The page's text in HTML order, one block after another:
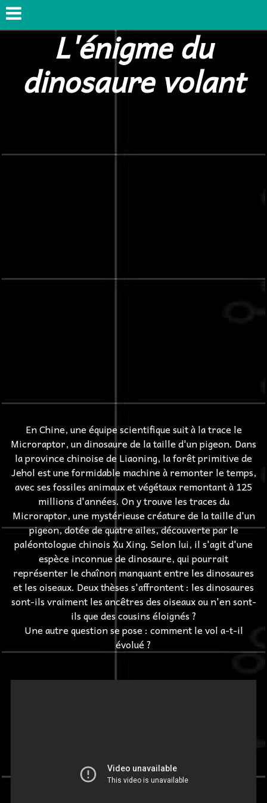
L'énigme du
dinosaure volant
En Chine, une équipe scientifique suit à la trace le
Microraptor, un dinosaure de la taille d'un pigeon. Dans
la province chinoise de Liaoning, la forêt primitive de
Jehol est une formidable machine à remonter le temps,
avec ses fossiles animaux et végétaux remontant à 125
millions d'années. On y trouve les traces du
Microraptor, une mystérieuse créature de la taille d'un
pigeon, dotée de quatre ailes, découverte par le
paléontologue chinois Xu Xing. Selon lui, il s'agit d'une
espèce inconnue de dinosaure, qui pourrait
représenter le chaînon manquant entre les dinosaures
et les oiseaux. Deux thèses s'affrontent : les dinosaures
sont-ils vraiment les ancêtres des oiseaux ou n'en sont-
ils que des cousins éloignés ?
Une autre question se pose : comment le vol a-t-il
évolué ?